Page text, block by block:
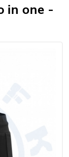
in one -